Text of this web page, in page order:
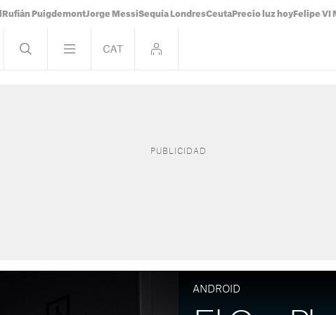
Rufián PuigdemontJorge MessiSequía LondresCeuta Precio luz hoy Felipe VI
ANDROID